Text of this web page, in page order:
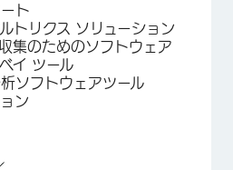
ト
トリクス ソリューション
集のためのソフトウェア
イ ツール
ソフトウェアツール
ン